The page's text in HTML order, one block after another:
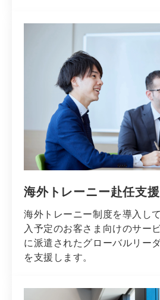
海外トレーニー赴任支援
海外トレーニー制度を導入し
入予定のお客さま向けのサー
に派遣されたグローバルリー
を支援します。